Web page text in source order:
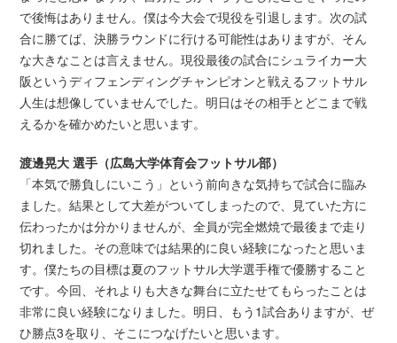
で後悔はありません。僕は今大会で現役を引退します。次の試
合に勝てば、決勝ラウンドに行ける可能性はありますが、そん
な大きなことは言えません。現役最後の試合にシュライカー大
阪というディフェンディングチャンピオンと戦えるフットサル
人生は想像していませんでした。明日はその相手とどこまで戦
えるかを確かめたいと思います。
渡邊晃大 選手（広島大学体育会フットサル部）
「本気で勝負しにいこう」という前向きな気持ちで試合に臨み
ました。結果として大差がついてしまったので、見ていた方に
伝わったかは分かりませんが、全員が完全燃焼で最後まで走り
切れました。その意味では結果的に良い経験になったと思いま
す。僕たちの目標は夏のフットサル大学選手権で優勝すること
です。今回、それよりも大きな舞台に立たせてもらったことは
非常に良い経験になりました。明日、もう1試合ありますが、ぜ
ひ勝点3を取り、そこにつなげたいと思います。